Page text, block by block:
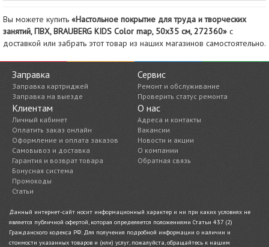
Вы можете купить «Настольное покрытие для труда и творческих
занятий, ПВХ, BRAUBERG KIDS Color map, 50х35 см, 272360» с
доставкой или забрать этот товар из наших магазинов самостоятельно.
Заправка
Заправка картриджей
Заправка на выезде
Сервис
Ремонт и обслуживание
Проверить статус ремонта
Клиентам
Личный кабинет
Оплатить заказ онлайн
Оформление и оплата заказов
Самовывоз и доставка
Гарантия и возврат товара
Бонусная система
Промокоды
Статьи
О нас
Адреса и контакты
Вакансии
Новости и акции
О компании
Обратная связь
Данный интернет-сайт носит информационный характер и ни при каких условиях не
является публичной офертой, которая определяется положениями Статьи 437 (2)
Гражданского кодекса РФ. Для получения подробной информации о наличии и
стоимости указанных товаров и (или) услуг, пожалуйста, обращайтесь к нашим